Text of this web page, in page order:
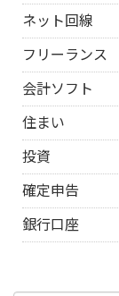
ネット回線
フリーランス
会計ソフト
住まい
投資
確定申告
銀行口座